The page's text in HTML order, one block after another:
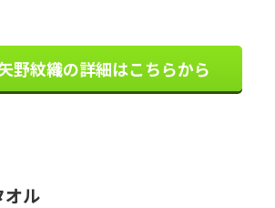
野紋織の詳細はこちらから
オル